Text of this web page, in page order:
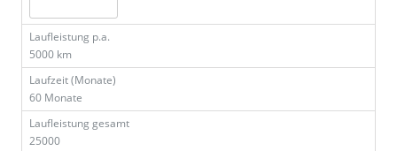
Laufleistung p.a.
5000 km
Laufzeit (Monate)
60 Monate
Laufleistung gesamt
25000